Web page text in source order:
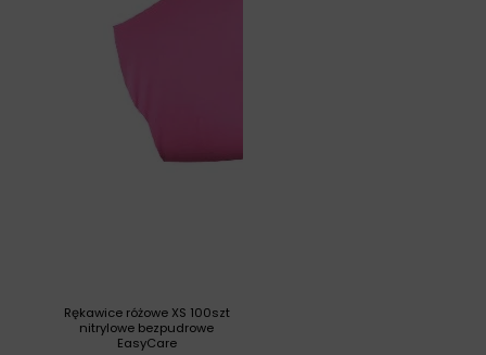
Rękawice różowe XS 100szt
nitrylowe bezpudrowe
EasyCare